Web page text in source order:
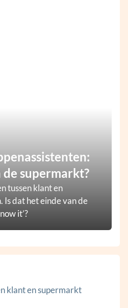
supermarkt?
tussen klant en
Is dat het einde van de
it’?